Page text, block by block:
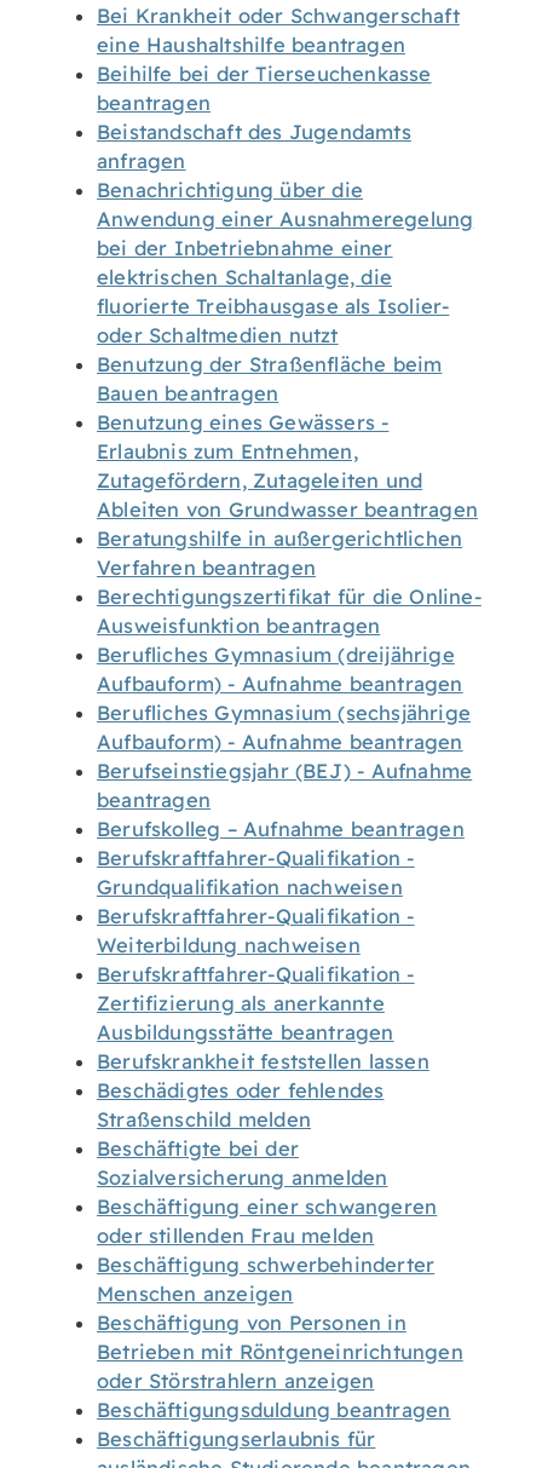
Bei Krankheit oder Schwangerschaft
eine Haushaltshilfe beantragen
Beihilfe bei der Tierseuchenkasse
beantragen
Beistandschaft des Jugendamts
anfragen
Benachrichtigung über die
Anwendung einer Ausnahmeregelung
bei der Inbetriebnahme einer
elektrischen Schaltanlage, die
fluorierte Treibhausgase als Isolier-
oder Schaltmedien nutzt
Benutzung der Straßenfläche beim
Bauen beantragen
Benutzung eines Gewässers -
Erlaubnis zum Entnehmen,
Zutagefördern, Zutageleiten und
Ableiten von Grundwasser beantragen
Beratungshilfe in außergerichtlichen
Verfahren beantragen
Berechtigungszertifikat für die Online-
Ausweisfunktion beantragen
Berufliches Gymnasium (dreijährige
Aufbauform) - Aufnahme beantragen
Berufliches Gymnasium (sechsjährige
Aufbauform) - Aufnahme beantragen
Berufseinstiegsjahr (BEJ) - Aufnahme
beantragen
Berufskolleg – Aufnahme beantragen
Berufskraftfahrer-Qualifikation -
Grundqualifikation nachweisen
Berufskraftfahrer-Qualifikation -
Weiterbildung nachweisen
Berufskraftfahrer-Qualifikation -
Zertifizierung als anerkannte
Ausbildungsstätte beantragen
Berufskrankheit feststellen lassen
Beschädigtes oder fehlendes
Straßenschild melden
Beschäftigte bei der
Sozialversicherung anmelden
Beschäftigung einer schwangeren
oder stillenden Frau melden
Beschäftigung schwerbehinderter
Menschen anzeigen
Beschäftigung von Personen in
Betrieben mit Röntgeneinrichtungen
oder Störstrahlern anzeigen
Beschäftigungsduldung beantragen
Beschäftigungserlaubnis für